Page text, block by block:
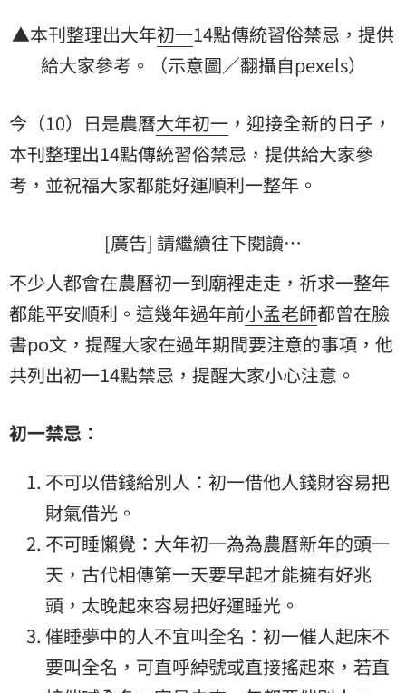
▲本刊整理出大年初一14點傳統習俗禁忌，提供
給大家參考。（示意圖／翻攝自pexels）
今（10）日是農曆大年初一 ，迎接全新的日子，
本刊整理出14點傳統習俗禁忌，提供給大家參
考，並祝福大家都能好運順利一整年。
[廣告] 請繼續往下閱讀…
不少人都會在農曆初一到廟裡走走，祈求一整年
都能平安順利。這幾年過年前小孟老師都曾在臉
書po文，提醒大家在過年期間要注意的事項，他
共列出初一14點禁忌，提醒大家小心注意。
初一禁忌：
不可以借錢給別人：初一借他人錢財容易把
財氣借光。
不可睡懶覺：大年初一為為農曆新年的頭一
天，古代相傳第一天要早起才能擁有好兆
頭，太晚起來容易把好運睡光。
催睡夢中的人不宜叫全名：初一催人起床不
要叫全名，可直呼綽號或直接搖起來，若直